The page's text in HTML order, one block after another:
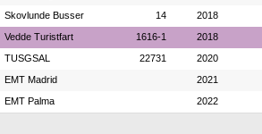
Skovlunde Busser 14 2018
Vedde Turistfart 1616-1 2018
TUSGSAL 22731 2020
EMT Madrid 2021
EMT Palma 2022